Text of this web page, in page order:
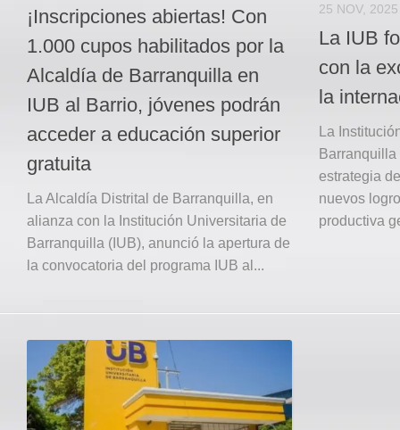
Internacional
OPINIÓN
Contactenos
facebook
Twitter
Instagram
Registro ISSN: 2711-3299
¡Inscripciones abiertas! Con
1.000 cupos habilitados por la
Alcaldía de Barranquilla en
IUB al Barrio, jóvenes podrán
acceder a educación superior
gratuita
La Alcaldía Distrital de Barranquilla, en
alianza con la Institución Universitaria de
Barranquilla (IUB), anunció la apertura de
la convocatoria del programa IUB al...
25 NOV, 2025
La IUB
con la
la
La
estrategia
nuevos
productiva